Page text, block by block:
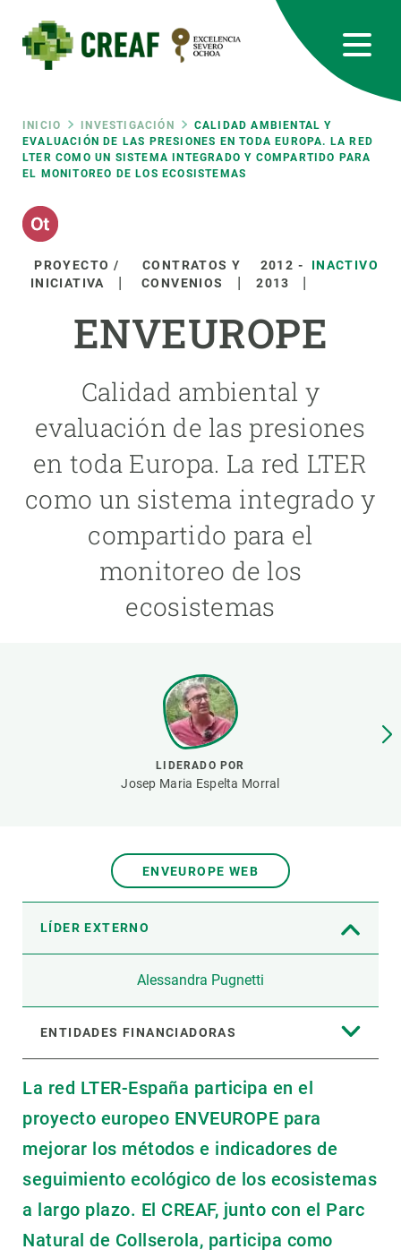
contenido
principal
Ruta
de
navegación
INICIO INVESTIGACIÓN
CALIDAD AMBIENTAL Y
EVALUACIÓN DE LAS PRESIONES EN TODA EUROPA. LA RED
LTER COMO UN SISTEMA INTEGRADO Y COMPARTIDO PARA
EL MONITOREO DE LOS ECOSISTEMAS
PROYECTO /
INICIATIVA
CONTRATOS Y
CONVENIOS
2012 -
2013
INACTIVO
ENVEUROPE
Calidad ambiental y
evaluación de las presiones
en toda Europa. La red LTER
como un sistema integrado y
compartido para el
monitoreo de los
ecosistemas
LIDERADO POR
Josep Maria Espelta Morral
ENVEUROPE WEB
LÍDER EXTERNO
Alessandra Pugnetti
ENTIDADES FINANCIADORAS
La red LTER-España participa en el
proyecto europeo ENVEUROPE para
mejorar los métodos e indicadores de
seguimiento ecológico de los ecosistemas
a largo plazo. El CREAF, junto con el Parc
Natural de Collserola, participa como
RRSS
Featured
responsive
INTRANET
Responsive
menu
SOBRE NOSOTROS
ÚNETE A NOSOTROS
PARTICIPA